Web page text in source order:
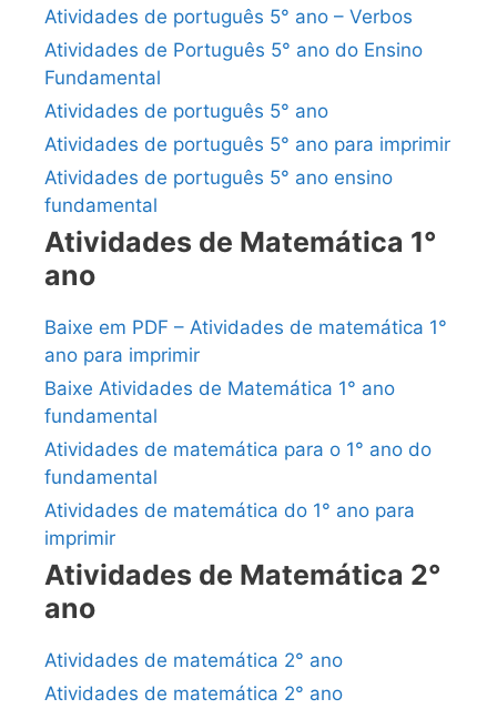
Atividades de português 5° ano – Verbos
Atividades de Português 5° ano do Ensino
Fundamental
Atividades de português 5° ano
Atividades de português 5° ano para imprimir
Atividades de português 5° ano ensino
fundamental
Atividades de Matemática 1°
ano
Baixe em PDF – Atividades de matemática 1°
ano para imprimir
Baixe Atividades de Matemática 1° ano
fundamental
Atividades de matemática para o 1° ano do
fundamental
Atividades de matemática do 1° ano para
imprimir
Atividades de Matemática 2°
ano
Atividades de matemática 2° ano
Atividades de matemática 2° ano